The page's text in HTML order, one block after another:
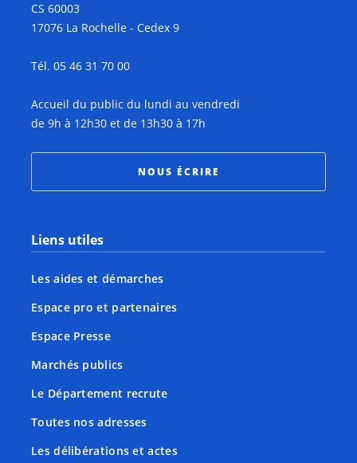
CS 60003
17076 La Rochelle - Cedex 9
Tél. 05 46 31 70 00
Accueil du public du lundi au vendredi
de 9h à 12h30 et de 13h30 à 17h
NOUS ÉCRIRE
Liens utiles
Les aides et démarches
Espace pro et partenaires
Espace Presse
Marchés publics
Le Département recrute
Toutes nos adresses
Les délibérations et actes